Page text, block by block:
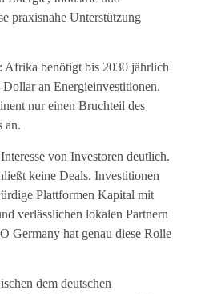
praxisnahe Unterstützung
Afrika benötigt bis 2030 jährlich
an Energieinvestitionen.
nur einen Bruchteil des
an.
von Investoren deutlich.
keine Deals. Investitionen
Plattformen Kapital mit
verlässlichen lokalen Partnern
Germany hat genau diese Rolle
dem deutschen